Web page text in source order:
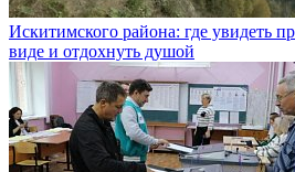
Искитимского района: где увидеть
виде и отдохнуть душой